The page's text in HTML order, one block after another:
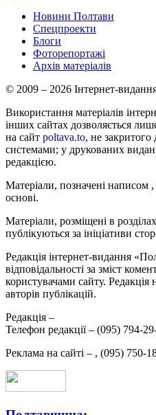
Новини Полтави
Спецпроекти
Блоги
Фоторепортажі
Архів матеріалів
© 2009 – 2026 Інтернет-
Використання матеріалів
інших сайтах дозволяється
на сайт poltava.to, не закритого
системами; у друкованих
редакцією.
Матеріали, позначені написом
основі.
Матеріали, розміщені в
публікуються за ініціативи
Редакція інтернет-видання
відповідальності за зміст
користувачами сайту. Редакція
авторів публікацій.
Редакція –
Телефон редакції – (095) 794-
Реклама на сайті – , (095) 750-